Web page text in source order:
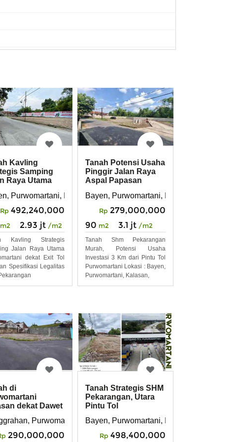
Kavling
Samping
Raya Utama
Purwomartani, Kalasan, Sleman
Rp 492,240,000
m2 2.93 jt /m2
Kavling Strategis
Jalan Raya Utama
dekat Exit Tol
Spesifikasi Legalitas
Tanah Potensi Usaha
Pinggir Jalan Raya
Aspal Papasan
Bayen, Purwomartani, Kalasan, Sleman
Rp 279,000,000
90 m2 3.1 jt /m2
Tanah Shm Pekarangan
Murah, Potensi Usaha
Investasi 3 Km dari Pintu Tol
Purwomartani Lokasi : Bayen,
Purwomartani, Kalasan,
, Purwomartani, Kalasan, Sleman, DIY
di
dekat Dawet
Purwomartani, Kalasan, Sleman, DI Yogyakarta
290,000,000
Tanah Strategis SHM
Pekarangan, Utara
Pintu Tol
Kalasan
Bayen, Purwomartani, Kalasan, Sleman
Rp 498,400,000